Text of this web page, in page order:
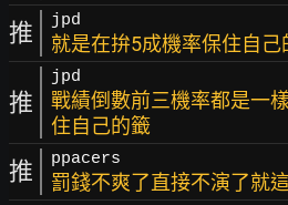
推 jpd
就是在拚5成機率保住自己
推
jpd
戰績倒數前三機率都是一
住自己的籤
推 ppacers
罰錢不爽了直接不演了就